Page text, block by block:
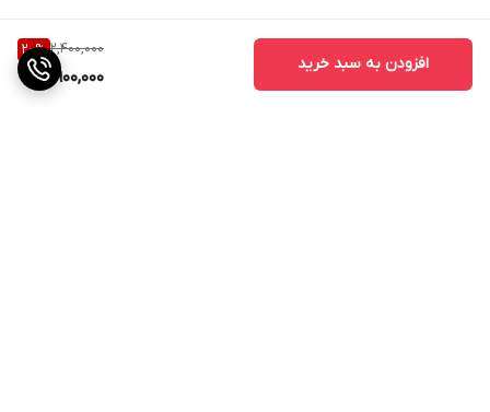
2,400,000
20%
1,900,000
افزودن به سبد خرید